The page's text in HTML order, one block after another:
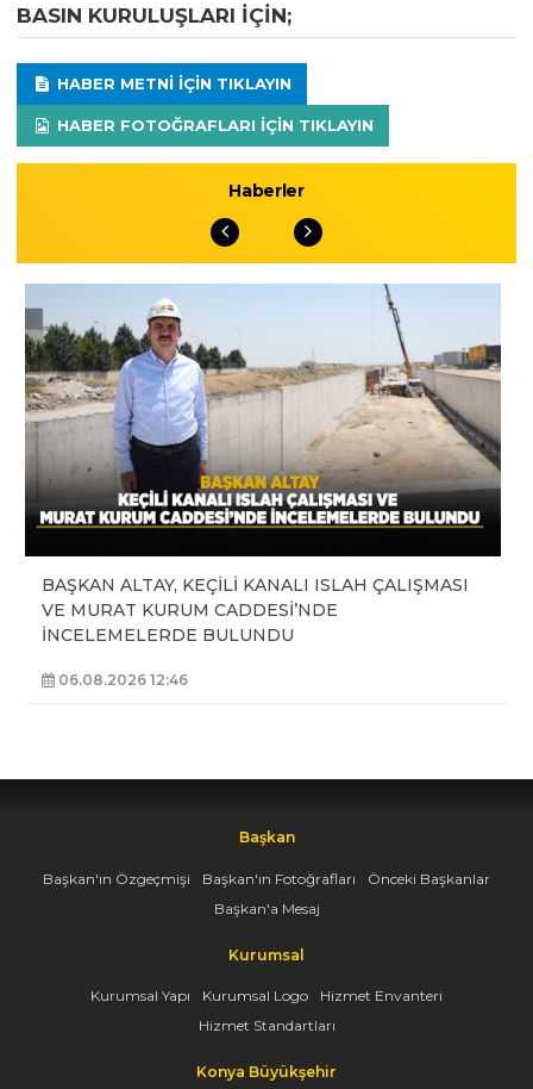
BASIN KURULUŞLARI IÇIN;
HABER METNI IÇIN TIKLAYIN
HABER FOTOĞRAFLARI IÇIN TIKLAYIN
Haberler
BAŞKAN ALTAY, KEÇİLİ KANALI ISLAH ÇALIŞMASI
VE MURAT KURUM CADDESİ’NDE
İNCELEMELERDE BULUNDU
06.08.2026 12:46
Başkan
Başkan'ın Özgeçmişi Başkan'ın Fotoğrafları
Önceki Başkanlar
Başkan'a Mesaj
Kurumsal
Kurumsal Yapı Kurumsal Logo
Hizmet Envanteri
Hizmet Standartları
Konya Büyükşehir